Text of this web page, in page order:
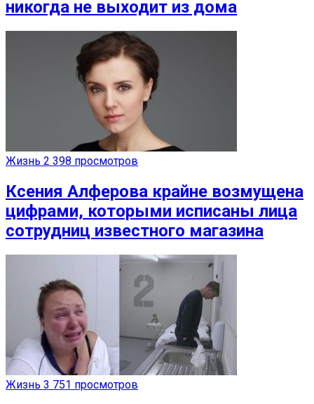
никогда не выходит из дома
Жизнь 2 398 просмотров
Ксения Алферова крайне возмущена
цифрами, которыми исписаны лица
сотрудниц известного магазина
Жизнь 3 751 просмотров